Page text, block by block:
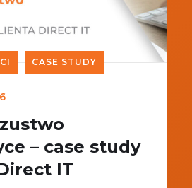
CASE STUDY
– case study
IT